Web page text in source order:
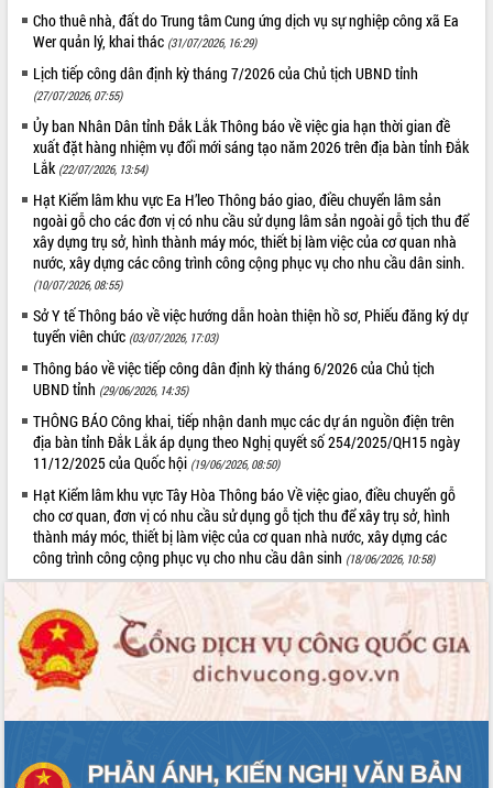
tháng 7/2026
Lễ truy tặng danh hiệu “Bà Mẹ Việt
Nam Anh hùng” và trao Huân chương
Lao động
UBND tỉnh Đắk Lắk triển khai nhiệm
vụ 6 tháng cuối năm 2026
Kỳ họp thứ Hai, Hội đồng nhân dân
tỉnh khóa XI quyết nghị nhiều nội dung
quan trọng
Bí thư Tỉnh ủy Lương Nguyễn Minh
Triết thăm, tặng quà người có công với
cách mạng
Rà soát, hoàn thiện hệ thống thiết chế
văn hóa, thể thao đáp ứng yêu cầu
phát triển mới
Thường trực HĐND tỉnh Đắk Lắk gặp
mặt Đoàn chuyên gia y tế TP. Hồ Chí
Minh
Lễ truy điệu và an táng hài cốt liệt sĩ
tại Nghĩa trang Liệt sĩ xã Sơn Hòa
Bàn giải pháp tháo gỡ khó khăn trong
xuất khẩu sầu riêng và triển khai quy
định EUDR
Thứ trưởng Bộ Nông nghiệp và Môi
trường Nguyễn Hoàng Hiệp khảo sát
vùng trồng và doanh nghiệp đóng gói
sầu riêng tại Đắk Lắk
Trình diễn nghệ thuật chế biến các
món ăn từ sầu riêng
Đắk Lắk công bố Quy hoạch và xúc
Ngành cá ngừ Đắk Lắk chủ động thích
ALBUM ẢNH
LIÊN KẾT WEB
THỐNG KÊ TRUY CẬP
Hôm nay: 20221
Tất cả: 66105889
Cho thuê nhà, đất do Trung tâm Cung ứng dịch vụ sự nghiệp công xã Ea
Wer quản lý, khai thác (31/07/2026, 16:29)
Lịch tiếp công dân định kỳ tháng 7/2026 của Chủ tịch UBND tỉnh
(27/07/2026, 07:55)
Ủy ban Nhân Dân tỉnh Đắk Lắk Thông báo về việc gia hạn thời gian đề
xuất đặt hàng nhiệm vụ đổi mới sáng tạo năm 2026 trên địa bàn tỉnh Đắk
Lắk (22/07/2026, 13:54)
Hạt Kiểm lâm khu vực Ea H’leo Thông báo giao, điều chuyển lâm sản
ngoài gỗ cho các đơn vị có nhu cầu sử dụng lâm sản ngoài gỗ tịch thu để
xây dựng trụ sở, hình thành máy móc, thiết bị làm việc của cơ quan nhà
nước, xây dựng các công trình công cộng phục vụ cho nhu cầu dân sinh.
(10/07/2026, 08:55)
Sở Y tế Thông báo về việc hướng dẫn hoàn thiện hồ sơ, Phiếu đăng ký dự
tuyển viên chức (03/07/2026, 17:03)
Thông báo về việc tiếp công dân định kỳ tháng 6/2026 của Chủ tịch
UBND tỉnh (29/06/2026, 14:35)
THÔNG BÁO Công khai, tiếp nhận danh mục các dự án nguồn điện trên
địa bàn tỉnh Đắk Lắk áp dụng theo Nghị quyết số 254/2025/QH15 ngày
11/12/2025 của Quốc hội (19/06/2026, 08:50)
Hạt Kiểm lâm khu vực Tây Hòa Thông báo Về việc giao, điều chuyển gỗ
cho cơ quan, đơn vị có nhu cầu sử dụng gỗ tịch thu để xây trụ sở, hình
thành máy móc, thiết bị làm việc của cơ quan nhà nước, xây dựng các
công trình công cộng phục vụ cho nhu cầu dân sinh (18/06/2026, 10:58)